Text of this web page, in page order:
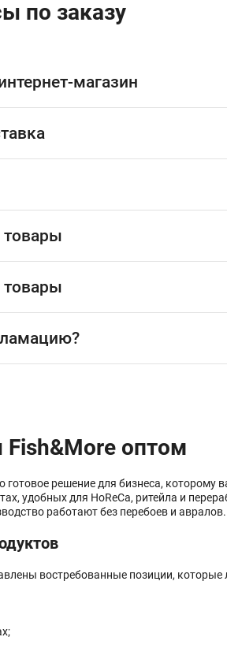
по заказу
магазин
товары
товары
оптом
готовое решение для бизнеса,
удобных для HoReCa, ритейла и
работают без перебоев и авралов.
востребованные позиции,